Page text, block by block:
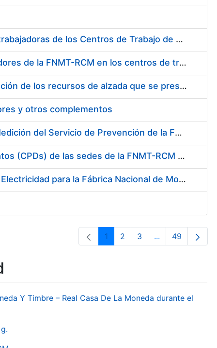
Suministro de Protectores Auditivos a medida para las personas trabajadoras de los Centros de Trabajo de Madrid y Burgos
Suministro de gafas graduadas antiproyecciones para los trabajadores de la FNMT-RCM en los centros de trabajo de Madrid y Burgos
Servicios de una empresa externa para el asesoramiento y resolución de los recursos de alzada que se presentan relacionados con procesos de selección para la FNMT-RCM
y otros complementos
Servicio de Calibración y Verificación Externa de los Equipos de Medición del Servicio de Prevención de la FNMT-RCM
Conexión mediante Fibra Óptica de los Centros de Proceso de Datos (CPDs) de las sedes de la FNMT-RCM de Burgos y Madrid
Contratación de acuerdo marco para el Suministro de Material de Electricidad para la Fábrica Nacional de Moneda y Timbre-Real Casa de la Moneda en su centro de trabajo de Burgos
Page
1 Page
2 Page
3 ...Intermediate
Page
49
Y Timbre – Real Casa De La Moneda durante el